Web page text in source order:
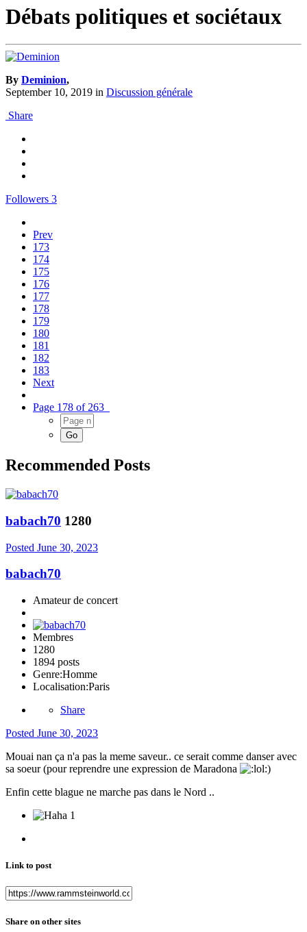
Débats politiques et sociétaux
By Deminion,
September 10, 2019 in Discussion générale
Share
Followers 3
Prev
173
174
175
176
177
178
179
180
181
182
183
Next
Page 178 of 263
Recommended Posts
babach70 1280
Posted June 30, 2023
babach70
Amateur de concert
Membres
1280
1894 posts
Genre:Homme
Localisation:Paris
Share
Posted June 30, 2023
Mouai nan ça n'a pas la meme saveur.. ce serait comme danser avec
sa soeur (pour reprendre une expression de Maradona
)
Enfin cette blague ne marche pas dans le Nord ..
1
Link to post
Share on other sites